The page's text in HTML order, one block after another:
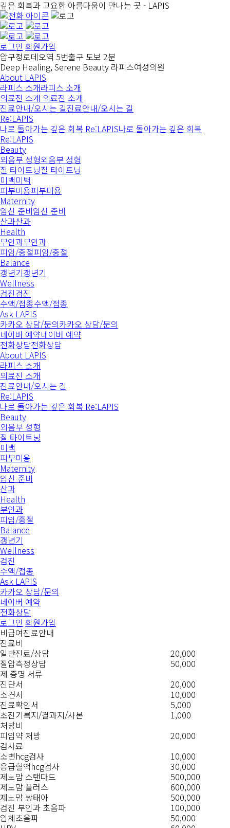
깊은 회복과 고요한 아름다움이 만나는 곳 - LAPIS
로그인 회원가입
압구정로데오역 5번출구 도보 2분
Deep Healing, Serene Beauty 라피스여성의원
About LAPIS
라피스 소개라피스 소개
의료진 소개 의료진 소개
진료안내/오시는 길진료안내/오시는 길
Re:LAPIS
나로 돌아가는 깊은 회복 Re:LAPIS나로 돌아가는 깊은 회복
Re:LAPIS
Beauty
외음부 성형외음부 성형
질 타이트닝질 타이트닝
미백미백
피부미용피부미용
Maternity
임신 준비임신 준비
산과산과
Health
부인과부인과
피임/중절피임/중절
Balance
갱년기갱년기
Wellness
검진검진
수액/접종수액/접종
Ask LAPIS
카카오 상담/문의카카오 상담/문의
네이버 예약네이버 예약
전화상담전화상담
About LAPIS
라피스 소개
의료진 소개
진료안내/오시는 길
Re:LAPIS
나로 돌아가는 깊은 회복 Re:LAPIS
Beauty
외음부 성형
질 타이트닝
미백
피부미용
Maternity
임신 준비
산과
Health
부인과
피임/중절
Balance
갱년기
Wellness
검진
수액/접종
Ask LAPIS
카카오 상담/문의
네이버 예약
전화상담
로그인 회원가입
비급여진료안내
진료비
일반진료/상담
20,000
질압측정상담
50,000
제 증명 서류
진단서
20,000
소견서
10,000
진료확인서
5,000
초진기록지/결과지/사본
1,000
처방비
피임약 처방
20,000
검사료
소변hcg검사
10,000
응급혈액hcg검사
30,000
제노맘 스탠다드
500,000
제노맘 플러스
600,000
제노맘 쌍태아
500,000
검진 부인과 초음파
100,000
입체초음파
50,000